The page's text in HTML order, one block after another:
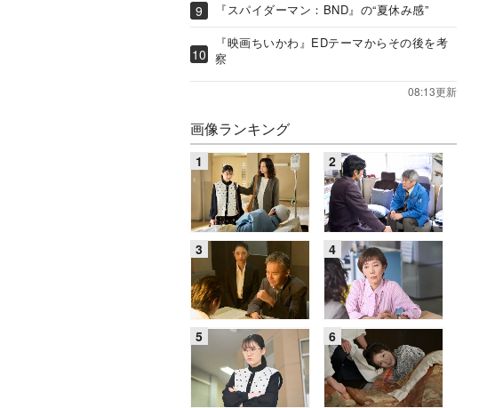
『スパイダーマン：BND』の“夏休み感”
『映画ちいかわ』EDテーマからその後を考
察
08:13更新
画像ランキング